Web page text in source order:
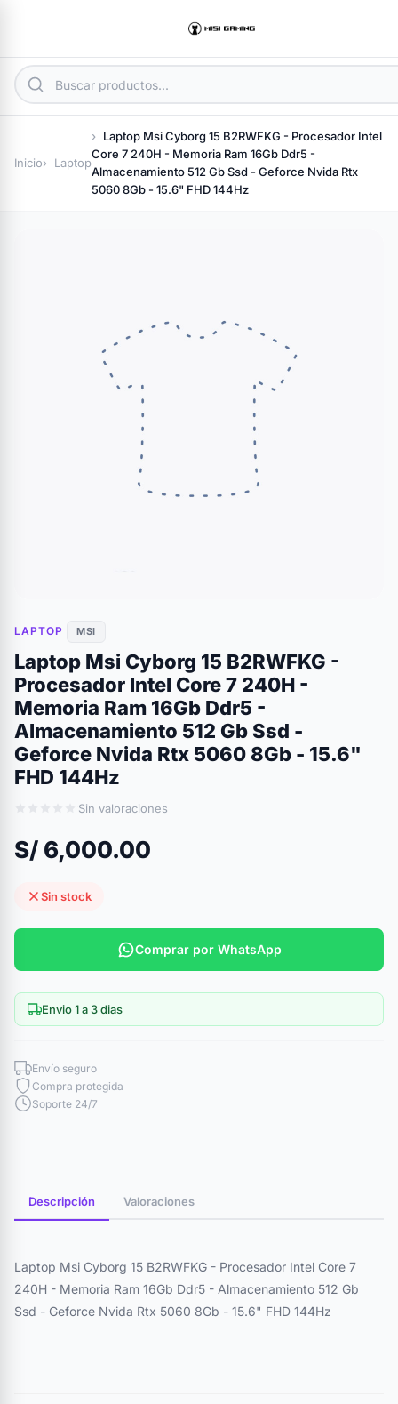
Inicio Laptop
Laptop Msi Cyborg 15 B2RWFKG - Procesador Intel
Core 7 240H - Memoria Ram 16Gb Ddr5 -
Almacenamiento 512 Gb Ssd - Geforce Nvida Rtx
5060 8Gb - 15.6" FHD 144Hz
LAPTOP MSI
Laptop Msi Cyborg 15 B2RWFKG -
Procesador Intel Core 7 240H -
Memoria Ram 16Gb Ddr5 -
Almacenamiento 512 Gb Ssd -
Geforce Nvida Rtx 5060 8Gb - 15.6"
FHD 144Hz
Sin valoraciones
S/ 6,000.00
Sin stock
Comprar por WhatsApp
Envio 1 a 3 dias
Envío seguro
Compra protegida
Soporte 24/7
Descripción Valoraciones
Laptop Msi Cyborg 15 B2RWFKG - Procesador Intel Core 7
240H - Memoria Ram 16Gb Ddr5 - Almacenamiento 512 Gb
Ssd - Geforce Nvida Rtx 5060 8Gb - 15.6" FHD 144Hz